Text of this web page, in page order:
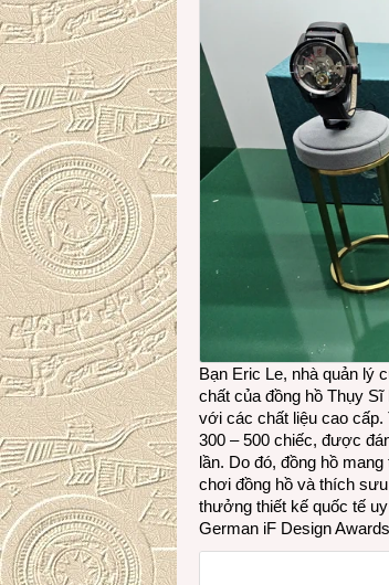
Bạn Eric Le, nhà quản lý
chất của đồng hồ Thụy
với các chất liệu cao
300 – 500 chiếc, được
lần. Do đó, đồng hồ
chơi đồng hồ và thích
thưởng thiết kế quốc tế
German iF Design